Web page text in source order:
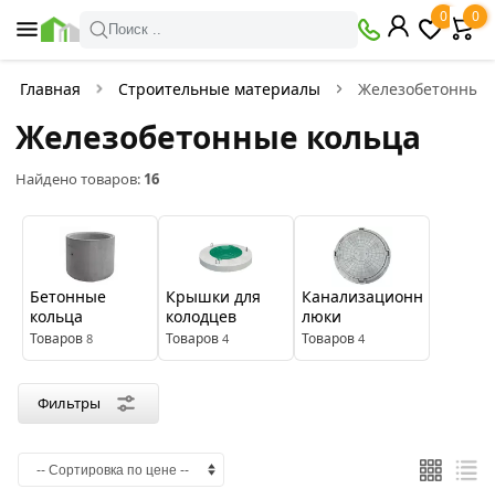
Поиск ..
0 0
Главная Строительные материалы Железобетонные
Железобетонные кольца
Найдено товаров: 16
Бетонные
кольца
Товаров 8
Крышки для
колодцев
Товаров 4
Канализационные
люки
Товаров 4
Фильтры
Фильтры
Найдено товаров: 16
В
Со
—
Производитель